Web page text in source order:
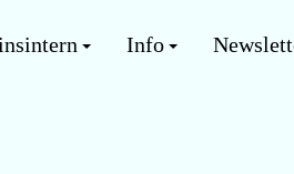
Info